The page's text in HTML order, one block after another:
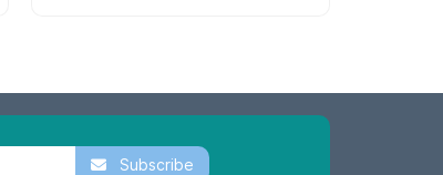
Subscribe